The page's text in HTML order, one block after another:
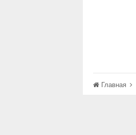
Главная